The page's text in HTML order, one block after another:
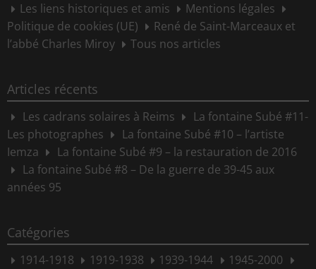
Les liens historiques et amis
Mentions légales
Politique de cookies (UE)
René de Saint-Marceaux et
l’abbé Charles Miroy
Tous nos articles
Articles récents
Les cadrans solaires à Reims
La fontaine Subé #11-
Les photographes
La fontaine Subé #10 – l’artiste
Iemza
La fontaine Subé #9 – la restauration de 2016
La fontaine Subé #8 – De la guerre de 39-45 aux
années 95
Catégories
1914-1918 1919-1938 1939-1944
1945-2000